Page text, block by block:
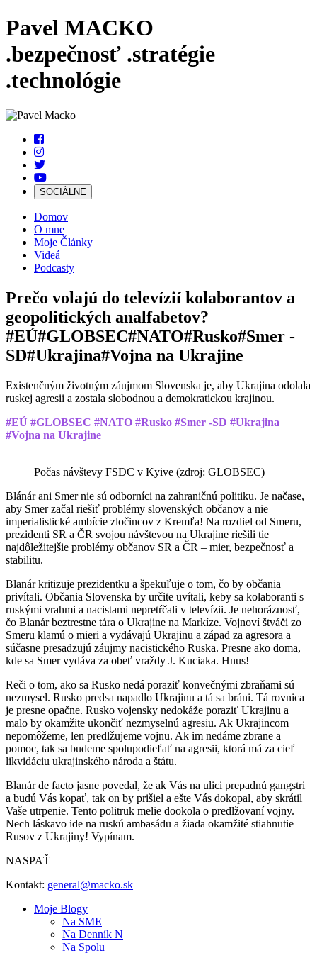
Pavel MACKO
.bezpečnosť .stratégie
.technológie
SOCIÁLNE
Domov
O mne
Moje Články
Videá
Podcasty
Prečo volajú do televízií kolaborantov a
geopolitických analfabetov?
#EÚ#GLOBSEC#NATO#Rusko#Smer -
SD#Ukrajina#Vojna na Ukrajine
Existenčným životným záujmom Slovenska je, aby Ukrajina odolala
ruskej agresii a zostala slobodnou a demokratickou krajinou.
#EÚ #GLOBSEC #NATO #Rusko #Smer -SD #Ukrajina
#Vojna na Ukrajine
Počas návštevy FSDC v Kyive (zdroj: GLOBSEC)
Blánár ani Smer nie sú odborníci na zahraničnú politiku. Je načase,
aby Smer začal riešiť problémy slovenských občanov a nie
imperialistické ambície zločincov z Kremľa! Na rozdiel od Smeru,
prezidenti SR a ČR svojou návštevou na Ukrajine riešili tie
najdôležitejšie problémy občanov SR a ČR – mier, bezpečnosť a
stabilitu.
Blanár kritizuje prezidentku a špekuľuje o tom, čo by občania
privítali. Občania Slovenska by určite uvítali, keby sa kolaboranti s
ruskými vrahmi a nacistami nepretŕčali v televízii. Je nehoráznosť,
čo Blanár beztrestne tára o Ukrajine na Markíze. Vojnoví štváči zo
Smeru klamú o mieri a vydávajú Ukrajinu a západ za agresora a
súčasne presadzujú záujmy nacistického Ruska. Presne ako doma,
kde sa Smer vydáva za obeť vraždy J. Kuciaka. Hnus!
Reči o tom, ako sa Rusko nedá poraziť konvečnými zbraňami sú
nezmysel. Rusko predsa napadlo Ukrajinu a tá sa bráni. Tá rovnica
je presne opačne. Rusko vojensky nedokáže poraziť Ukrajinu a
malo by okamžite ukončiť nezmyselnú agresiu. Ak Ukrajincom
nepomôžeme, len predlžujeme vojnu. Ak im nedáme zbrane a
pomoc, tak sa budeme spolupodieľať na agresii, ktorá má za cieľ
likvidáciu ukrajinského národa a štátu.
Blanár de facto jasne povedal, že ak Vás na ulici prepadnú gangstri
a budú Vás kopať, tak on by prišiel a ešte Vás dokopal, aby skrátil
Vaše utrpenie. Tento politruk melie dookola o predlžovaní vojny.
Nech láskavo ide na ruskú ambasádu a žiada okamžité stiahnutie
Rusov z Ukrajiny! Vypínam.
NASPAŤ
Kontakt: general@macko.sk
Moje Blogy
Na SME
Na Denník N
Na Spolu